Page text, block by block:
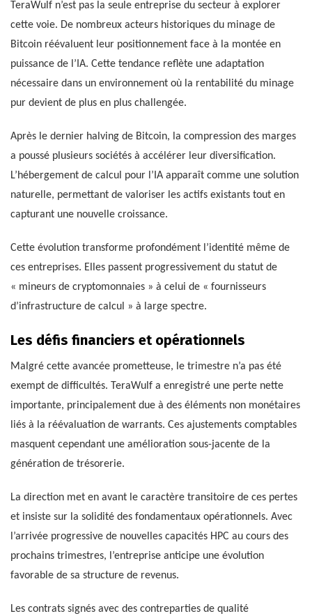
TeraWulf n’est pas la seule entreprise du secteur à explorer
cette voie. De nombreux acteurs historiques du minage de
Bitcoin réévaluent leur positionnement face à la montée en
puissance de l’IA. Cette tendance reflète une adaptation
nécessaire dans un environnement où la rentabilité du minage
pur devient de plus en plus challengée.
Après le dernier halving de Bitcoin, la compression des marges
a poussé plusieurs sociétés à accélérer leur diversification.
L’hébergement de calcul pour l’IA apparaît comme une solution
naturelle, permettant de valoriser les actifs existants tout en
capturant une nouvelle croissance.
Cette évolution transforme profondément l’identité même de
ces entreprises. Elles passent progressivement du statut de
« mineurs de cryptomonnaies » à celui de « fournisseurs
d’infrastructure de calcul » à large spectre.
Les défis financiers et opérationnels
Malgré cette avancée prometteuse, le trimestre n’a pas été
exempt de difficultés. TeraWulf a enregistré une perte nette
importante, principalement due à des éléments non monétaires
liés à la réévaluation de warrants. Ces ajustements comptables
masquent cependant une amélioration sous-jacente de la
génération de trésorerie.
La direction met en avant le caractère transitoire de ces pertes
et insiste sur la solidité des fondamentaux opérationnels. Avec
l’arrivée progressive de nouvelles capacités HPC au cours des
prochains trimestres, l’entreprise anticipe une évolution
favorable de sa structure de revenus.
Les contrats signés avec des contreparties de qualité